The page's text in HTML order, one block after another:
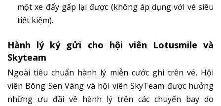
một xe đẩy gấp lại được (không áp dụng với vé siêu
tiết kiệm).
Hành lý ký gửi cho hội viên Lotusmile và
Skyteam
Ngoài tiêu chuẩn hành lý miễn cước ghi trên vé, Hội
viên Bông Sen Vàng và hội viên SkyTeam được hưởng
những ưu đãi về hành lý trên các chuyến bay do